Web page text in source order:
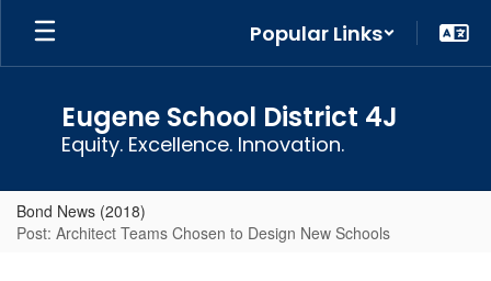
Skip
main
Popular Links
Eugene School District 4J
Equity. Excellence. Innovation.
Bond News (2018)
Post: Architect Teams Chosen to Design New Schools